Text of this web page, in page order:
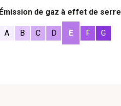
Émission de gaz à effet de serre
A B C D E F G